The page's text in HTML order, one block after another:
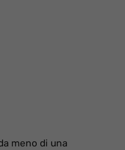
meno di una